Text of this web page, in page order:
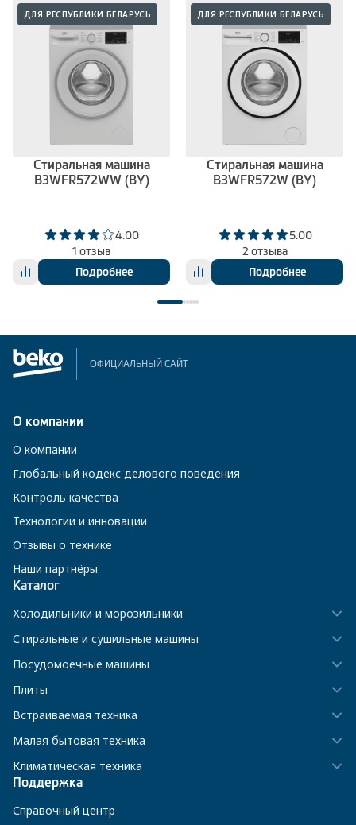
ДЛЯ РЕСПУБЛИКИ БЕЛАРУСЬ
Стиральная машина
B3WFR572WW (BY)
4.00
1 отзыв
Подробнее
ДЛЯ РЕСПУБЛИКИ БЕЛАРУСЬ
Стиральная машина
B3WFR572W (BY)
5.00
2 отзыва
Подробнее
ОФИЦИАЛЬНЫЙ САЙТ
О компании
О компании
Глобальный кодекс делового поведения
Контроль качества
Технологии и инновации
Отзывы о технике
Наши партнёры
Каталог
Холодильники и морозильники
Стиральные и сушильные машины
Посудомоечные машины
Плиты
Встраиваемая техника
Малая бытовая техника
Климатическая техника
Поддержка
Справочный центр